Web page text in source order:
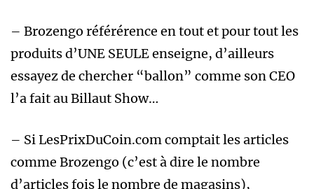
– Brozengo référérence en tout et pour tout les
produits d’UNE SEULE enseigne, d’ailleurs
essayez de chercher “ballon” comme son CEO
l’a fait au Billaut Show…
– Si LesPrixDuCoin.com comptait les articles
comme Brozengo (c’est à dire le nombre
d’articles fois le nombre de magasins),